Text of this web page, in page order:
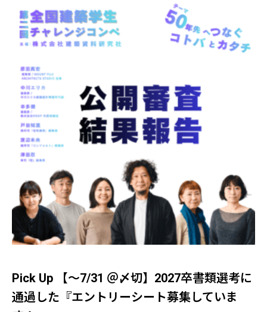
Pick Up 【～7/31 ＠〆切】2027卒書類選考に
通過した『エントリーシート募集していま